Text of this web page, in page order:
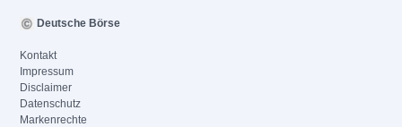
Deutsche Börse
Kontakt
Impressum
Disclaimer
Datenschutz
Markenrechte